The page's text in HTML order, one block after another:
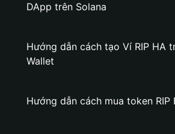
DApp trên Solana
Hướng dẫn cách tạo Ví RIP HA
Wallet
Hướng dẫn cách mua token RIP